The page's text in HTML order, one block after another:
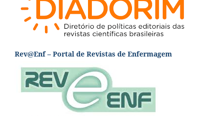
Rev@Enf – Portal de Revistas de Enfermagem